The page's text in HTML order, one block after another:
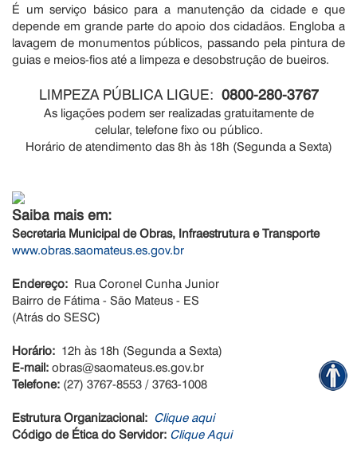
É um serviço básico para a manutenção da cidade e que
depende em grande parte do apoio dos cidadãos. Engloba a
lavagem de monumentos públicos, passando pela pintura de
guias e meios-fios até a limpeza e desobstrução de bueiros.
LIMPEZA PÚBLICA LIGUE: 0800-280-3767
As ligações podem ser realizadas gratuitamente de
celular, telefone fixo ou público.
Horário de atendimento das 8h às 18h (Segunda a Sexta)
Saiba mais em:
Secretaria Municipal de Obras, Infraestrutura e Transporte
www.obras.saomateus.es.gov.br
Endereço: Rua Coronel Cunha Junior
Bairro de Fátima - São Mateus - ES
(Atrás do SESC)
Horário: 12h às 18h (Segunda a Sexta)
E-mail: obras@saomateus.es.gov.br
Telefone: (27) 3767-8553 / 3763-1008
Estrutura Organizacional: Clique aqui
Código de Ética do Servidor: Clique Aqui